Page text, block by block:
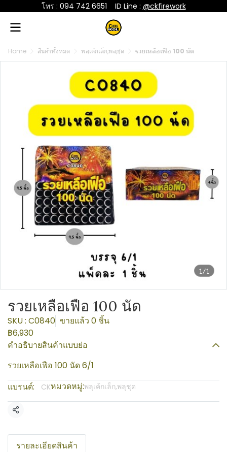
โทร : 094 742 6651 ID Line : @ckfirework
Home สินค้าทั้งหมด พลุเค้กเล็ก,พลุชุด รวยเหลือเฟือ 100 นัด
1/1
รวยเหลือเฟือ 100 นัด
SKU : C0840 ขายแล้ว 0 ชิ้น
฿6,930
คำอธิบายสินค้าแบบย่อ
รวยเหลือเฟือ 100 นัด 6/1
แบรนด์:
CKหมวดหมู่:พลุเค้กเล็ก,พลุชุด
แชร์
รายละเอียดสินค้า